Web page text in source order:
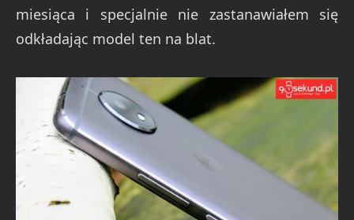
miesiąca i specjalnie nie zastanawiałem się
odkładając model ten na blat.